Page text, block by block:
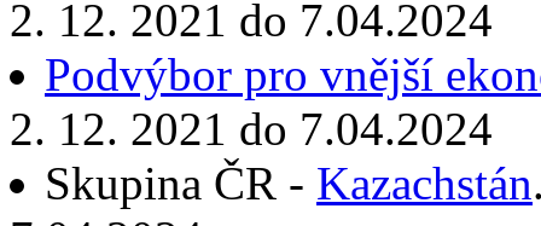
2. 12. 2021 do 7.04.2024
Podvýbor pro vnější
2. 12. 2021 do 7.04.2024
Skupina ČR - Kazachstán